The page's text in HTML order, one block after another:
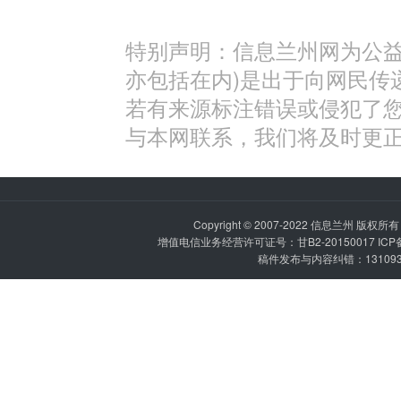
特别声明：信息兰州网为公
亦包括在内)是出于向网民
若有来源标注错误或侵犯了
与本网联系，我们将及时更
Copyright © 2007-2022 信息兰州 版权所
增值电信业务经营许可证号：甘B2-20150017 ICP
稿件发布与内容纠错：